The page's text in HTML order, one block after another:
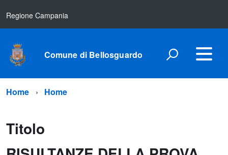
Regione Campania
Comune di Bellosguardo
Home Home
Titolo